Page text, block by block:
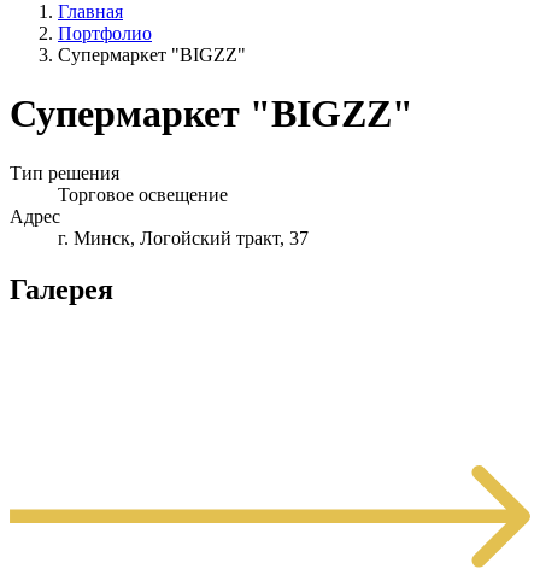
Главная
Портфолио
Супермаркет "BIGZZ"
Супермаркет "BIGZZ"
Тип решения
Торговое освещение
Адрес
г. Минск, Логойский тракт, 37
Галерея